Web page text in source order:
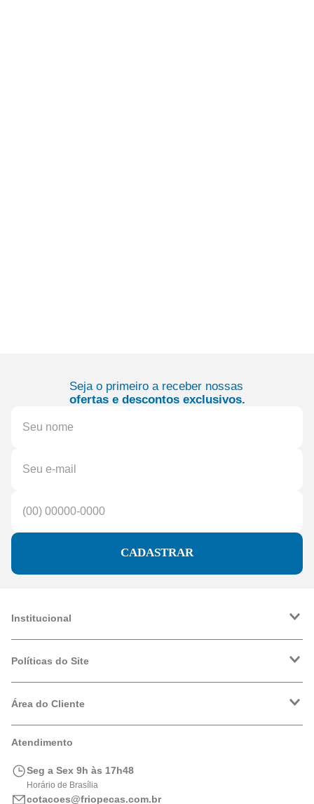
Seja o primeiro a receber nossas
ofertas e descontos exclusivos.
CADASTRAR
Institucional
Trabalhe Conosco
Políticas do Site
Política de Privacidade
Logística
Área do Cliente
Meus Pedidos
Portal de Boletos
Atendimento
Seg a Sex 9h às 17h48
Horário de Brasília
cotacoes@friopecas.com.br